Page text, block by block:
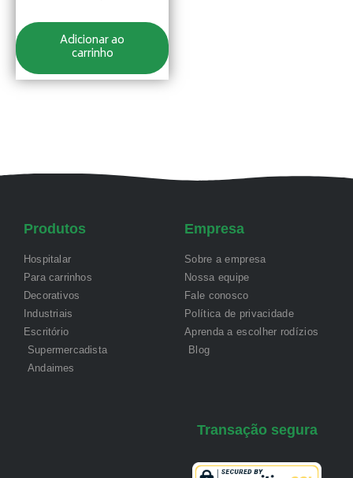
Adicionar ao
carrinho
Produtos
Hospitalar
Para carrinhos
Decorativos
Industriais
Escritório
Supermercadista
Andaimes
Empresa
Sobre a empresa
Nossa equipe
Fale conosco
Política de privacidade
Aprenda a escolher rodízios
Blog
Transação segura